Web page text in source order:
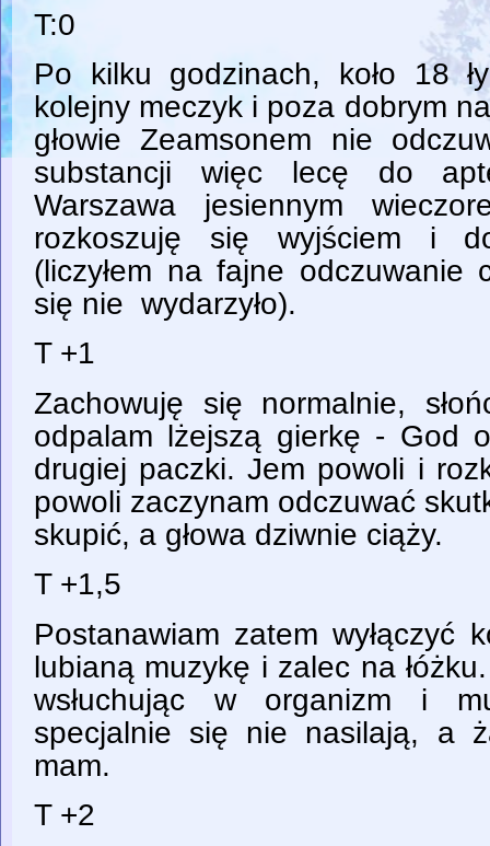
T:0
Po kilku godzinach, koło 18
kolejny meczyk i poza dobrym
głowie Zeamsonem nie
substancji więc lecę do
Warszawa jesiennym
rozkoszuję się wyjściem i
(liczyłem na fajne
się nie wydarzyło).
T +1
Zachowuję się normalnie,
odpalam lżejszą gierkę - God
drugiej paczki. Jem powoli i
powoli zaczynam odczuwać
skupić, a głowa dziwnie ciąży.
T +1,5
Postanawiam zatem wyłączyć
lubianą muzykę i zalec na
wsłuchując w organizm i
specjalnie się nie nasilają, a
mam.
T +2